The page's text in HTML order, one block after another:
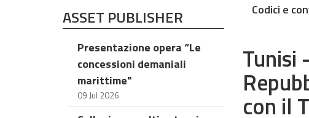
ASSET PUBLISHER
Presentazione opera “Le
concessioni demaniali
marittime"
09 Jul 2026
Codici e
Tunisi
con il